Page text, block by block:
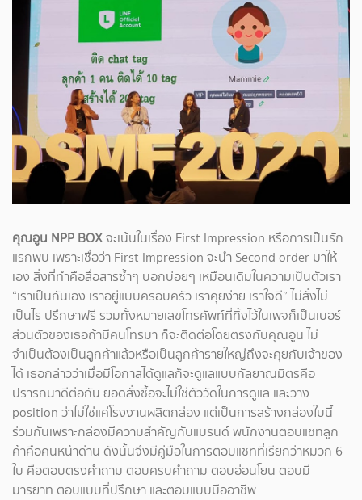
คุณอูน NPP BOXจะเน้นในเรื่อง First Impression หรือการเป็นรัก
แรกพบ เพราะเชื่อว่า First Impression จะนำ Second order มาให้
เอง สิ่งที่ทำคือสื่อสารซ้ำๆ บอกบ่อยๆ เหมือนเดิมในความเป็นตัวเรา
“เราเป็นกันเอง เราอยู่แบบครอบครัว เราคุยง่าย เราใจดี” ไม่สั่งไม่
เป็นไร ปรึกษาฟรี รวมทั้งหมายเลขโทรศัพท์ที่ทิ้งไว้ในเพจก็เป็นเบอร์
ส่วนตัวของเธอถ้ามีคนโทรมา ก็จะติดต่อโดยตรงกับคุณอูน ไม่
จำเป็นต้องเป็นลูกค้าแล้วหรือเป็นลูกค้ารายใหญ่ถึงจะคุยกับเจ้าของ
ได้ เธอกล่าวว่าเมื่อมีโอกาสได้ดูแลก็จะดูแลแบบกัลยาณมิตรคือ
ปรารถนาดีต่อกัน ยอดสั่งซื้อจะไม่ใช่ตัววัดในการดูแล และวาง
position ว่าไม่ใช่แค่โรงงานผลิตกล่อง แต่เป็นการสร้างกล่องใบนี้
ร่วมกันเพราะกล่องมีความสำคัญกับแบรนด์ พนักงานตอบแชทลูก
ค้าคือคนหน้าด่าน ดังนั้นจึงมีคู่มือในการตอบแชทที่เรียกว่าหมวก 6
ใบ คือตอบตรงคำถาม ตอบครบคำถาม ตอบอ่อนโยน ตอบมี
มารยาท ตอบแบบที่ปรึกษา และตอบแบบมืออาชีพ